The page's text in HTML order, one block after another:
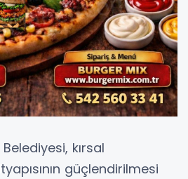
kırsal
güçlendirilmesi